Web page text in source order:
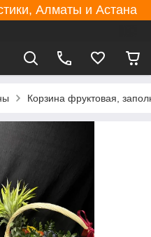
Алматы и Астана
Корзина фруктовая,